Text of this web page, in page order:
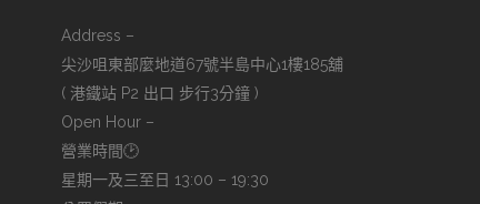
Address –
尖沙咀東部麼地道67號半島中心1樓185舖
( 港鐵站 P2 出口 步行3分鐘 )
Open Hour –
營業時間🕑
星期一及三至日 13:00 – 19:30